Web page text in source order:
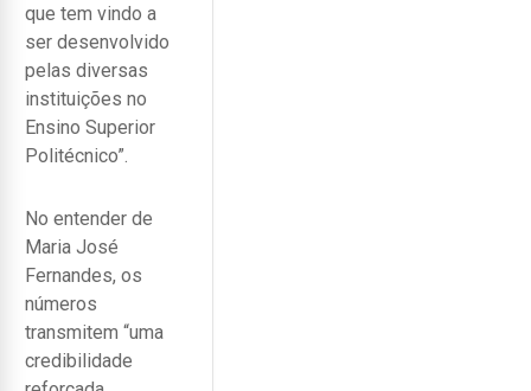
que tem vindo a
ser desenvolvido
pelas diversas
instituições no
Ensino Superior
Politécnico”.
No entender de
Maria José
Fernandes, os
números
transmitem “uma
credibilidade